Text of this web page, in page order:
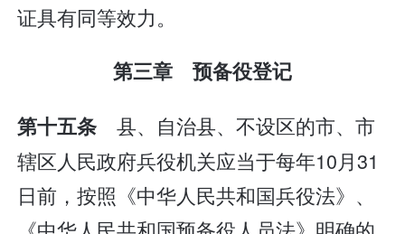
证具有同等效力。
第三章 预备役登记
第十五条县、自治县、不设区的市、市
辖区人民政府兵役机关应当于每年10月31
日前，按照《中华人民共和国兵役法》、